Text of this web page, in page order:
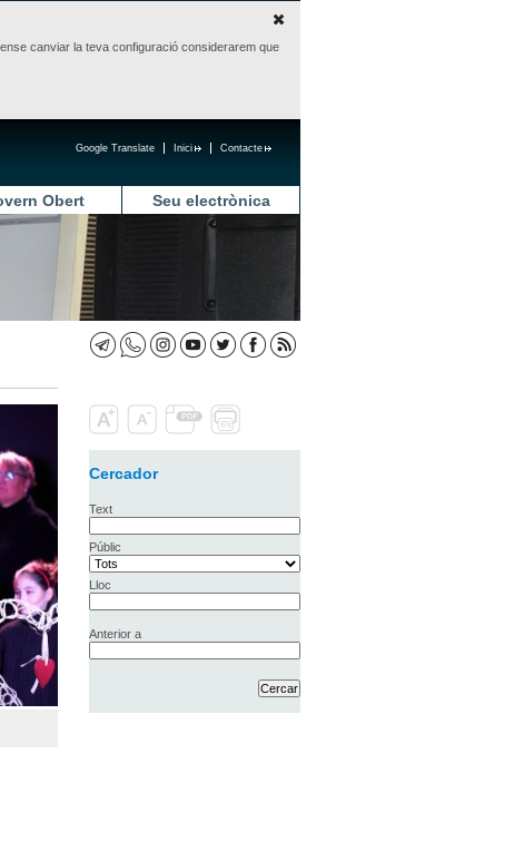
canviar la teva configuració considerarem que
Contacte
Inici
Google Translate
Obert Seu electrònica
Cercador
Text
Públic
Lloc
Anterior a